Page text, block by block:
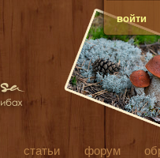
войти
статьи форум